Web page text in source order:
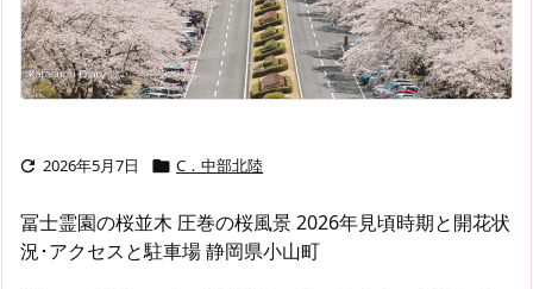
 2026年5月7日  C．中部北陸
冨士霊園の桜並木 圧巻の桜風景 2026年見頃時期と開花状
況･アクセスと駐車場 静岡県小山町